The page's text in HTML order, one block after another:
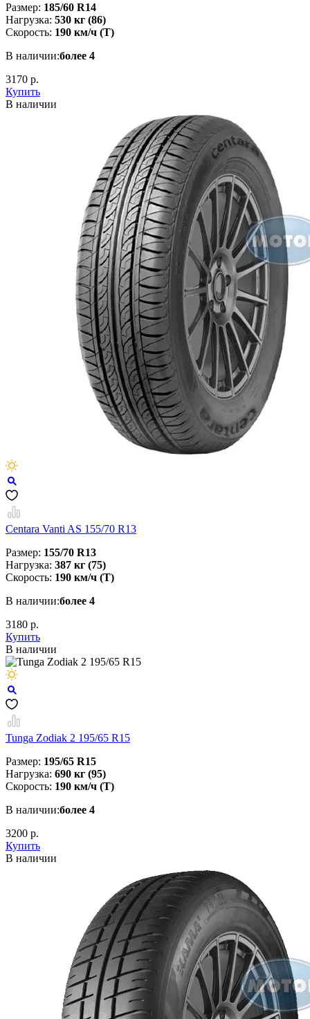
Размер: 185/60 R14
Нагрузка: 530 кг (86)
Скорость: 190 км/ч (T)
В наличии:более 4
3170 р.
Купить
В наличии
Centara Vanti AS 155/70 R13
Размер: 155/70 R13
Нагрузка: 387 кг (75)
Скорость: 190 км/ч (T)
В наличии:более 4
3180 р.
Купить
В наличии
Tunga Zodiak 2 195/65 R15
Размер: 195/65 R15
Нагрузка: 690 кг (95)
Скорость: 190 км/ч (T)
В наличии:более 4
3200 р.
Купить
В наличии